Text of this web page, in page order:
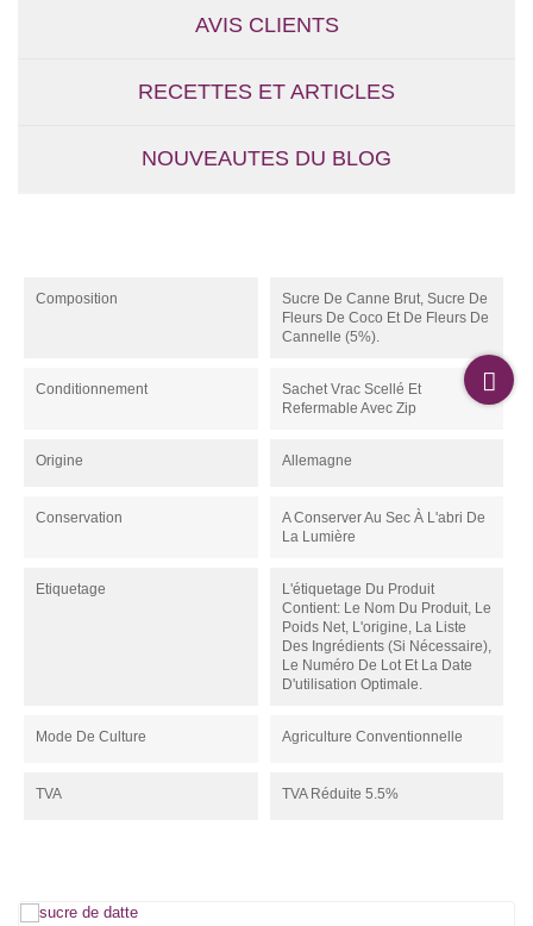
AVIS CLIENTS
RECETTES ET ARTICLES
NOUVEAUTES DU BLOG
Composition
Sucre De Canne Brut, Sucre De
Fleurs De Coco Et De Fleurs De
Cannelle (5%).
Conditionnement
Sachet Vrac Scellé Et
Refermable Avec Zip
Origine Allemagne
Conservation
A Conserver Au Sec À L'abri De
La Lumière
Etiquetage
L'étiquetage Du Produit
Contient: Le Nom Du Produit, Le
Poids Net, L'origine, La Liste
Des Ingrédients (si Nécessaire),
Le Numéro De Lot Et La Date
D'utilisation Optimale.
Mode De Culture Agriculture Conventionnelle
TVA TVA Réduite 5.5%